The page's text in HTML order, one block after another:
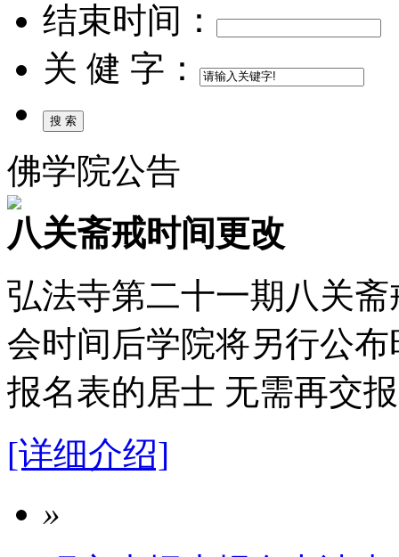
结束时间：
关 健 字：
佛学院公告
八关斋戒时间更改
弘法寺第二十一期八关
会时间后学院将另行公
报名表的居士 无需再交
[详细介绍]
»